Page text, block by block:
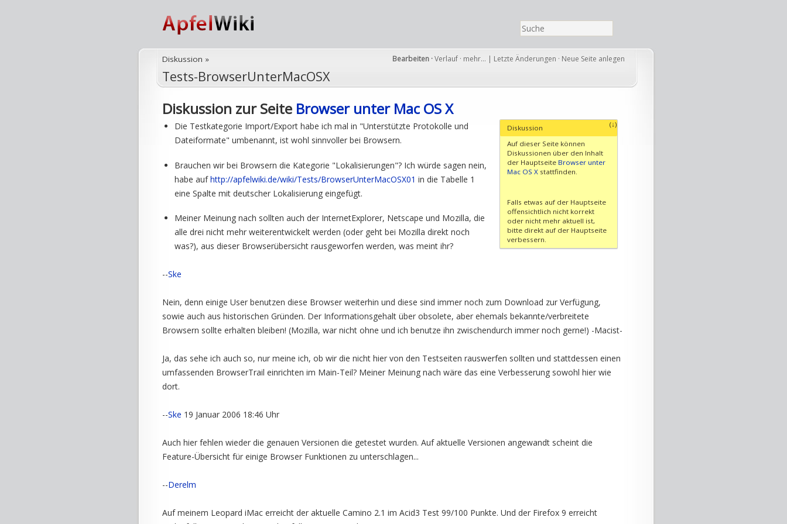
Bearbeiten ·Verlauf · mehr… | Letzte Änderungen · Neue Seite anlegen
Diskussion »
Tests-BrowserUnterMacOSX
Diskussion zur Seite Browser unter Mac OS X
(↓)
Diskussion
Auf dieser Seite können
Diskussionen über den Inhalt
der Hauptseite Browser unter
Mac OS X stattfinden.
Falls etwas auf der Hauptseite
offensichtlich nicht korrekt
oder nicht mehr aktuell ist,
bitte direkt auf der Hauptseite
verbessern.
Die Testkategorie Import/Export habe ich mal in "Unterstützte Protokolle und
Dateiformate" umbenannt, ist wohl sinnvoller bei Browsern.
Brauchen wir bei Browsern die Kategorie "Lokalisierungen"? Ich würde sagen nein,
habe aufhttp://apfelwiki.de/wiki/Tests/BrowserUnterMacOSX01 in die Tabelle 1
eine Spalte mit deutscher Lokalisierung eingefügt.
Meiner Meinung nach sollten auch der InternetExplorer, Netscape und Mozilla, die
alle drei nicht mehr weiterentwickelt werden (oder geht bei Mozilla direkt noch
was?), aus dieser Browserübersicht rausgeworfen werden, was meint ihr?
--Ske
Nein, denn einige User benutzen diese Browser weiterhin und diese sind immer noch zum Download zur Verfügung,
sowie auch aus historischen Gründen. Der Informationsgehalt über obsolete, aber ehemals bekannte/verbreitete
Browsern sollte erhalten bleiben! (Mozilla, war nicht ohne und ich benutze ihn zwischendurch immer noch gerne!) -Macist-
Ja, das sehe ich auch so, nur meine ich, ob wir die nicht hier von den Testseiten rauswerfen sollten und stattdessen einen
umfassenden BrowserTrail einrichten im Main-Teil? Meiner Meinung nach wäre das eine Verbesserung sowohl hier wie
dort.
--Ske 19 Januar 2006 18:46 Uhr
Auch hier fehlen wieder die genauen Versionen die getestet wurden. Auf aktuelle Versionen angewandt scheint die
Feature-Übersicht für einige Browser Funktionen zu unterschlagen...
--Derelm
Auf meinem Leopard iMac erreicht der aktuelle Camino 2.1 im Acid3 Test 99/100 Punkte. Und der Firefox 9 erreicht